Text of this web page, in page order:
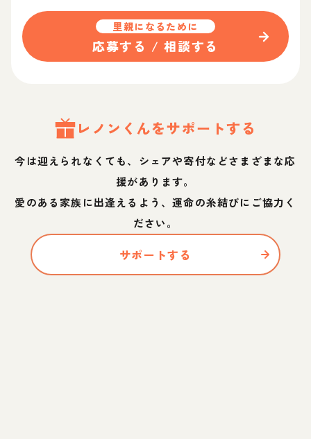
里親になるために
応募する / 相談する
レノン くんをサポートする
今は迎えられなくても、シェアや寄付などさまざまな応
援があります。
愛のある家族に出逢えるよう、運命の糸結びにご協力く
ださい。
サポートする